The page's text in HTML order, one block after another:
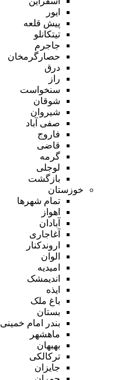
ایور
پیش قلعه
تیتکانلو
جاجرم
حصارگرمخان
درق
راز
سنخواست
شوقان
شیروان
صفی آباد
فاروج
قاضی
گرمه
لوجلی
بازگشت
خوزستان
تمام شهر‌ها
اهواز
آبادان
آغاجاری
اروندکنار
الوان
امیدیه
اندیمشک
ایذه
باغ ملک
بستان
بندر امام خمینی
ماهشهر
بهبهان
ترکالکی
جایزان